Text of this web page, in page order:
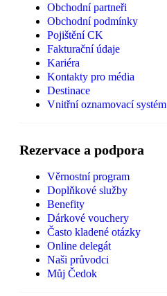
Obchodní partneři
Obchodní podmínky
Pojištění CK
Fakturační údaje
Kariéra
Kontakty pro média
Destinace
Vnitřní oznamovací systém
Rezervace a podpora
Věrnostní program
Doplňkové služby
Benefity
Dárkové vouchery
Často kladené otázky
Online delegát
Naši průvodci
Můj Čedok